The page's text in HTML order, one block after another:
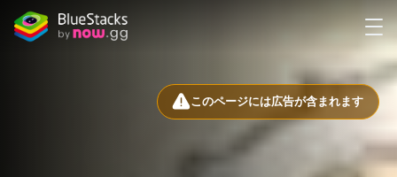
このページには広告が含まれます